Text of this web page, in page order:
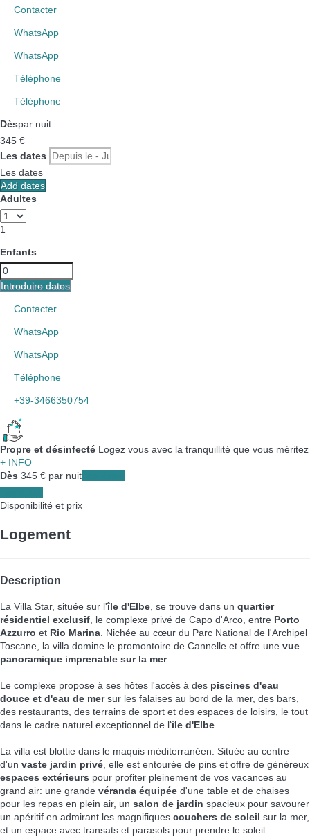
Contacter
WhatsApp
WhatsApp
Téléphone
Téléphone
Dèspar nuit
345 €
Les dates
Les dates
Add dates
Adultes
1
Enfants
Introduire dates
Contacter
WhatsApp
WhatsApp
Téléphone
+39-3466350754
Propre et désinfecté Logez vous avec la tranquillité que vous méritez
+ INFO
Dès 345 € par nuit
Disponibilité et prix
Logement
Description
La Villa Star, située sur l'île d'Elbe , se trouve dans un quartier
résidentiel exclusif , le complexe privé de Capo d'Arco, entre Porto
Azzurro et Rio Marina . Nichée au cœur du Parc National de l'Archipel
Toscane, la villa domine le promontoire de Cannelle et offre une vue
panoramique imprenable sur la mer.
Le complexe propose à ses hôtes l'accès à des piscines d'eau
douce et d'eau de mersur les falaises au bord de la mer, des bars,
des restaurants, des terrains de sport et des espaces de loisirs, le tout
dans le cadre naturel exceptionnel de l'île d'Elbe
La villa est blottie dans le maquis méditerranéen. Située au centre
d'un vaste jardin privé , elle est entourée de pins et offre de généreux
espaces extérieurs pour profiter pleinement de vos vacances au
grand air: une grande véranda équipée d'une table et de chaises
pour les repas en plein air, un salon de jardin spacieux pour savourer
un apéritif en admirant les magnifiques couchers de soleil sur la mer,
et un espace avec transats et parasols pour prendre le soleil.